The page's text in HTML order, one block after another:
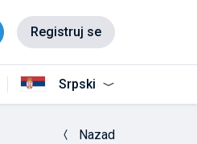
Registruj se
Srpski
Nazad